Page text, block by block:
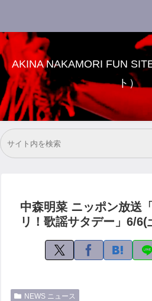
AKINA NAKAMORI FUN
ト）
中森明菜 ニッポン放送
リ！歌謡サタデー」6/6(
NEWS ニュース